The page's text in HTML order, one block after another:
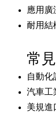
應用廣
耐用結
常
自動化
汽車工
美規進